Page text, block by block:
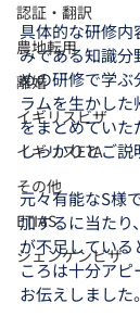
認証・翻訳
農地転用
離婚
イギリスビザ
イギリスETA
その他
ETIAS
シェンゲンビザ
具体的な研修内
みである知識分
めの研修で学ぶ
ラムを生かし
をまとめていた
しっかりとご説
元々有能なS様
加するに当たり
が不足している
ころは十分アピ
お伝えしました。